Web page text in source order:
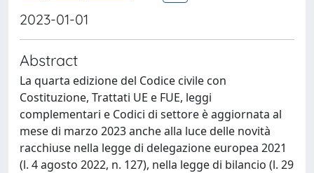
2023-01-01
Abstract
La quarta edizione del Codice civile con
Costituzione, Trattati UE e FUE, leggi
complementari e Codici di settore è aggiornata al
mese di marzo 2023 anche alla luce delle novità
racchiuse nella legge di delegazione europea 2021
(l. 4 agosto 2022, n. 127), nella legge di bilancio (l. 29